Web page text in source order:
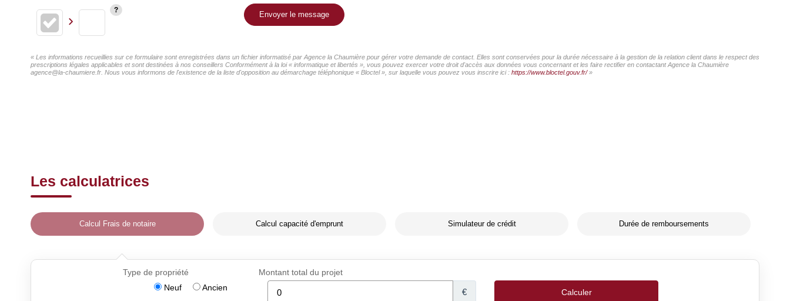
Envoyer le message
« Les informations recueillies sur ce formulaire sont enregistrées dans un fichier informatisé par Agence la Chaumière pour gérer votre demande de contact. Elles sont conservées pour la durée nécessaire à la gestion de la relation client dans le respect des
prescriptions légales applicables et sont destinées à nos conseillers Conformément à la loi « informatique et libertés », vous pouvez exercer votre droit d'accès aux données vous concernant et les faire rectifier en contactant Agence la Chaumière
agence@la-chaumiere.fr. Nous vous informons de l'existence de la liste d'opposition au démarchage téléphonique « Bloctel », sur laquelle vous pouvez vous inscrire ici : https://www.bloctel.gouv.fr/»
Les calculatrices
Calcul Frais de notaire Calcul capacité d'emprunt Simulateur de crédit Durée de remboursements